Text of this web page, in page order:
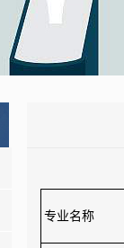
专业名称